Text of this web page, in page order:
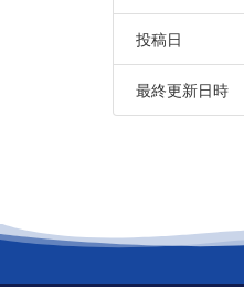
投稿日
最終更新日時